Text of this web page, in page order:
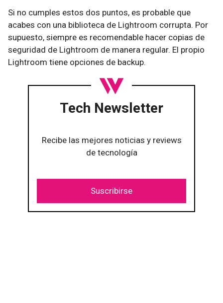
Si no cumples estos dos puntos, es probable que
acabes con una biblioteca de Lightroom corrupta. Por
supuesto, siempre es recomendable hacer copias de
seguridad de Lightroom de manera regular. El propio
Lightroom tiene opciones de backup.
Tech Newsletter
Recibe las mejores noticias y reviews
de tecnología
Suscribirse